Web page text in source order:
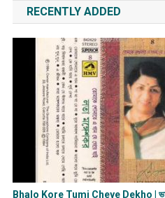
RECENTLY ADDED
Bhalo Kore Tumi Cheye Dekho |